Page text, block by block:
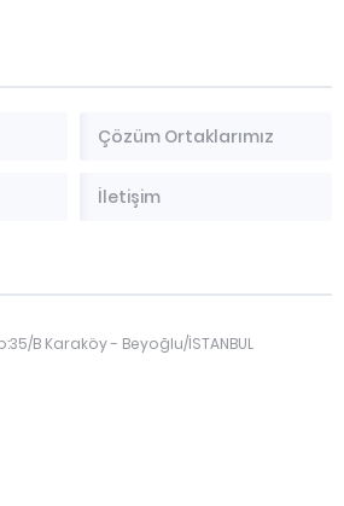
Çözüm Ortaklarımız
İletişim
B Karaköy - Beyoğlu/İSTANBUL